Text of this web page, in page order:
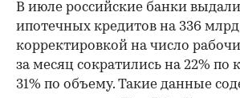
В июле российские банки
ипотечных кредитов на 336 млрд
корректировкой на число
за месяц сократились на 22% по
31% по объему. Такие данные